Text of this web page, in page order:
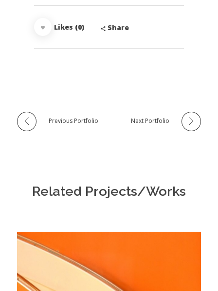
Likes (0) Share
Previous Portfolio Next Portfolio
Related Projects/Works